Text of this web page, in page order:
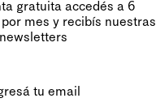
gratuita accedés a 6
mes y recibís nuestras
newsletters
tu email